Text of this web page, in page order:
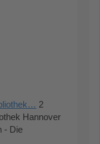
2
Hannover
- Die